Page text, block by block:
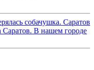
собачушка. Саратов
Саратов. В нашем городе